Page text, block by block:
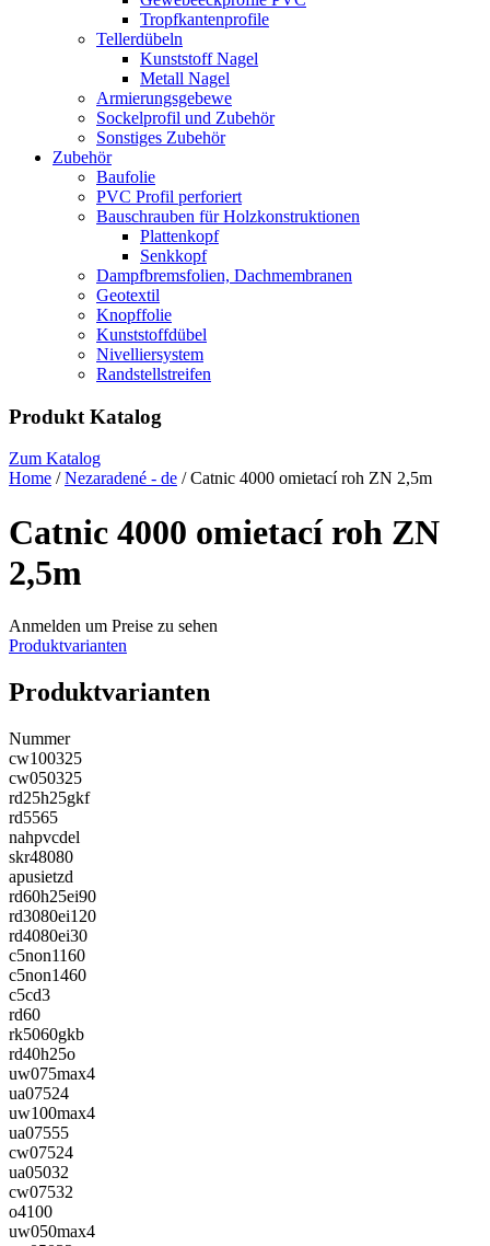
Tropfkantenprofile
Tellerdübeln
Kunststoff Nagel
Metall Nagel
Armierungsgebewe
Sockelprofil und Zubehör
Sonstiges Zubehör
Zubehör
Baufolie
PVC Profil perforiert
Bauschrauben für Holzkonstruktionen
Plattenkopf
Senkkopf
Dampfbremsfolien, Dachmembranen
Geotextil
Knopffolie
Kunststoffdübel
Nivelliersystem
Randstellstreifen
Produkt Katalog
Zum Katalog
Home /Nezaradené - de / Catnic 4000 omietací roh ZN 2,5m
Catnic 4000 omietací roh ZN
2,5m
Anmelden um Preise zu sehen
Produktvarianten
Produktvarianten
Nummer
cw100325
cw050325
rd25h25gkf
rd5565
nahpvcdel
skr48080
apusietzd
rd60h25ei90
rd3080ei120
rd4080ei30
c5non1160
c5non1460
c5cd3
rd60
rk5060gkb
rd40h25o
uw075max4
ua07524
uw100max4
ua07555
cw07524
ua05032
cw07532
o4100
uw050max4